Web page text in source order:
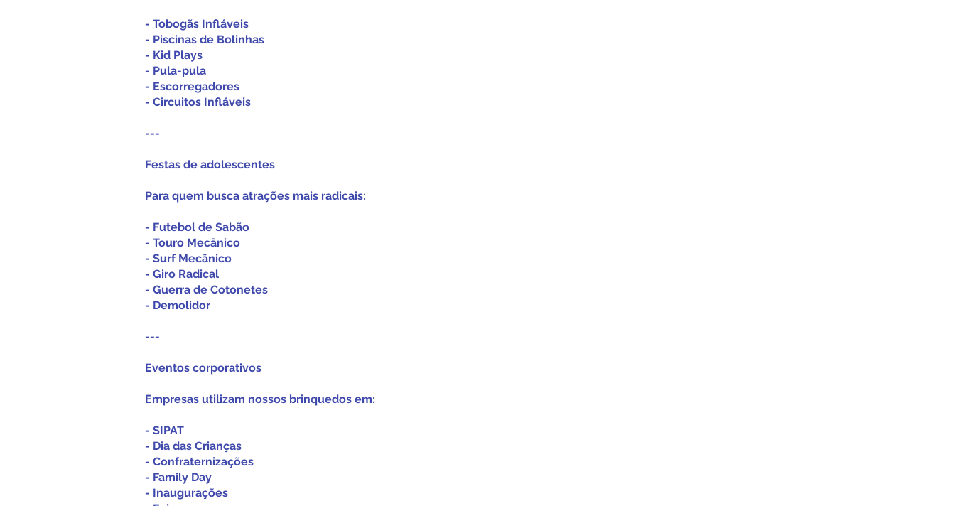
- Tobogãs Infláveis
- Piscinas de Bolinhas
- Kid Plays
- Pula-pula
- Escorregadores
- Circuitos Infláveis
---
Festas de adolescentes
Para quem busca atrações mais radicais:
- Futebol de Sabão
- Touro Mecânico
- Surf Mecânico
- Giro Radical
- Guerra de Cotonetes
- Demolidor
---
Eventos corporativos
Empresas utilizam nossos brinquedos em:
- SIPAT
- Dia das Crianças
- Confraternizações
- Family Day
- Inaugurações